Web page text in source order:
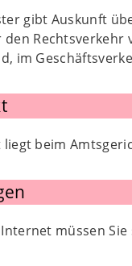
gibt Auskunft
Rechtsverkehr
im
beim
müssen